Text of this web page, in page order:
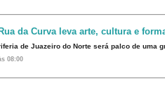
da Curva leva arte, cultura e
de Juazeiro do Norte será palco de uma
08:00